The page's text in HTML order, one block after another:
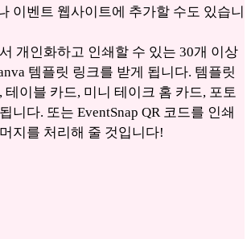
이벤트 웹사이트에 추가할 수도 있습니
개인화하고 인쇄할 수 있는 30개 이상
템플릿 링크를 받게 됩니다. 템플릿
테이블 카드, 미니 테이크 홈 카드, 포토
니다. 또는 EventSnap QR 코드를 인쇄
지를 처리해 줄 것입니다!